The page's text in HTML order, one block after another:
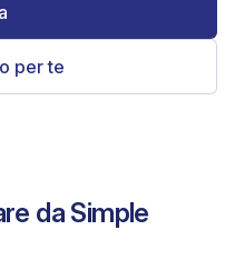
per te
da Simple